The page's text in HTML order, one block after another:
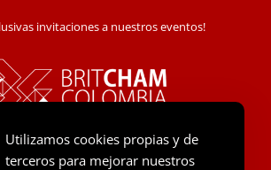
invitaciones a nuestros eventos!
Utilizamos cookies propias y de
terceros para mejorar nuestros